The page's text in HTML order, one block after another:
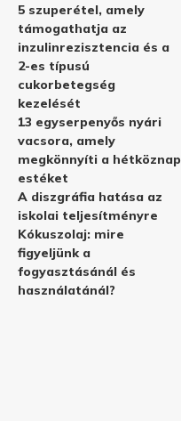
5 szuperétel, amely
támogathatja az
inzulinrezisztencia és a
2-es típusú
cukorbetegség
kezelését
13 egyserpenyős nyári
vacsora, amely
megkönnyíti a hétköznap
estéket
A diszgráfia hatása az
iskolai teljesítményre
Kókuszolaj: mire
figyeljünk a
fogyasztásánál és
használatánál?